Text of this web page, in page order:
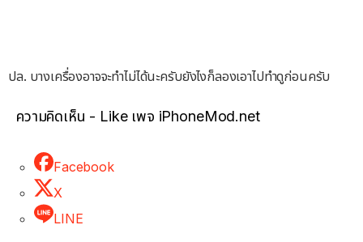
ปล. บางเครื่องอาจจะทำไม่ได้นะครับยังไงก็ลองเอาไปทำดูก่อนครับ
ความคิดเห็น - Like เพจ iPhoneMod.net
Facebook
X
LINE